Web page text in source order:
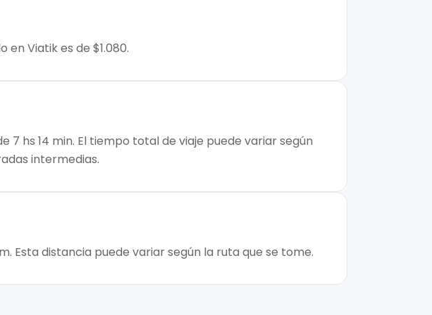
en Viatik es de $1.080.
7 hs 14 min. El tiempo total de viaje puede variar según
intermedias.
Esta distancia puede variar según la ruta que se tome.